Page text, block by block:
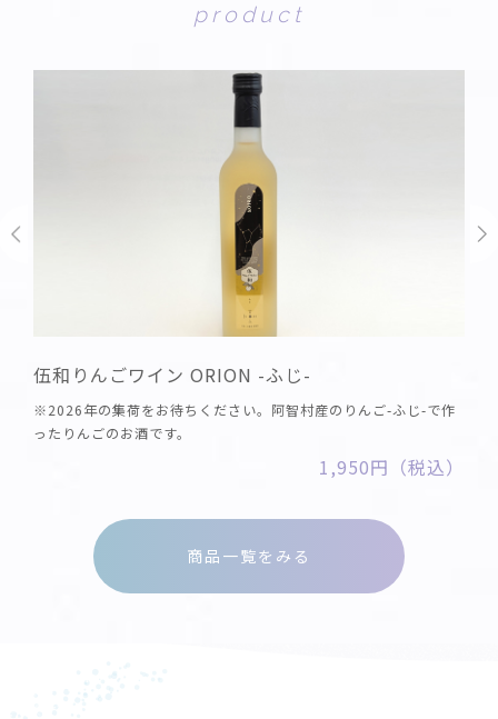
pro du c t
伍和りんごワイン ORION -ふじ-
※2026年の集荷をお待ちください。阿智村産のりんご-ふじ-で作
ったりんごのお酒です。
1,950円（税込）
商品一覧をみる